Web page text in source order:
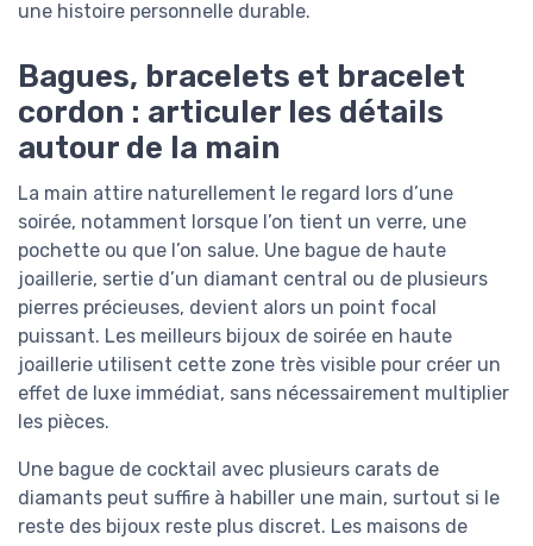
une histoire personnelle durable.
Bagues, bracelets et bracelet
cordon : articuler les détails
autour de la main
La main attire naturellement le regard lors d’une
soirée, notamment lorsque l’on tient un verre, une
pochette ou que l’on salue. Une bague de haute
joaillerie, sertie d’un diamant central ou de plusieurs
pierres précieuses, devient alors un point focal
puissant. Les meilleurs bijoux de soirée en haute
joaillerie utilisent cette zone très visible pour créer un
effet de luxe immédiat, sans nécessairement multiplier
les pièces.
Une bague de cocktail avec plusieurs carats de
diamants peut suffire à habiller une main, surtout si le
reste des bijoux reste plus discret. Les maisons de